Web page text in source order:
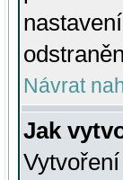
Návrat
Jak